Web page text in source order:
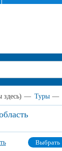
здесь) — Туры —
Выбрать